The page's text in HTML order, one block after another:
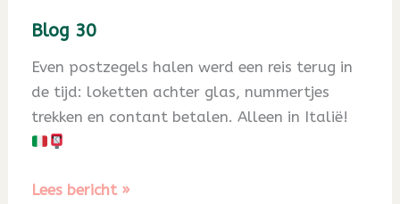
Blog 30
Even postzegels halen werd een reis terug in
de tijd: loketten achter glas, nummertjes
trekken en contant betalen. Alleen in Italië!
Blog
Lees bericht »